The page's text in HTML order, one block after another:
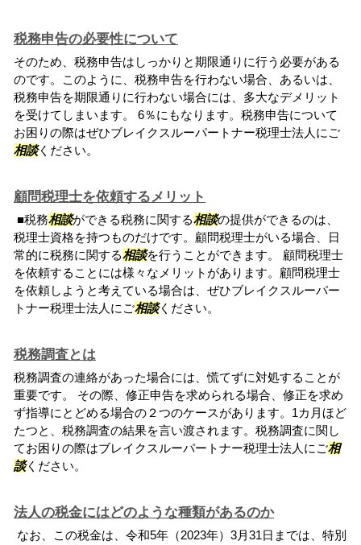
税務申告の必要性について
そのため、税務申告はしっかりと期限通りに行う必要がある
のです。このように、税務申告を行わない場合、あるいは、
税務申告を期限通りに行わない場合には、多大なデメリット
を受けてしまいます。 6％にもなります。税務申告について
お困りの際はぜひブレイクスルーパートナー税理士法人にご
相談ください。
顧問税理士を依頼するメリット
■税務相談ができる税務に関する相談の提供ができるのは、
税理士資格を持つものだけです。顧問税理士がいる場合、日
常的に税務に関する相談を行うことができます。 顧問税理士
を依頼することには様々なメリットがあります。顧問税理士
を依頼しようと考えている場合は、ぜひブレイクスルーパー
トナー税理士法人にご相談ください。
税務調査とは
税務調査の連絡があった場合には、慌てずに対処することが
重要です。 その際、修正申告を求められる場合、修正を求め
ず指導にとどめる場合の２つのケースがあります。1カ月ほど
たつと、税務調査の結果を言い渡されます。税務調査に関し
てお困りの際はブレイクスルーパートナー税理士法人にご相
談ください。
法人の税金にはどのような種類があるのか
なお、この税金は、令和5年（2023年）3月31日までは、特別